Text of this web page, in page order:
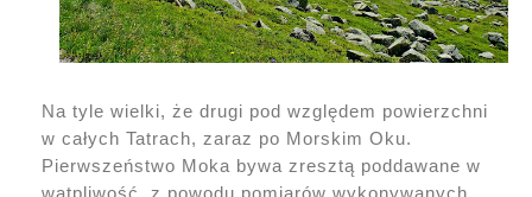
Na tyle wielki, że drugi pod względem powierzchni
w całych Tatrach, zaraz po Morskim Oku.
Pierwszeństwo Moka bywa zresztą poddawane w
wątpliwość, z powodu pomiarów wykonywanych